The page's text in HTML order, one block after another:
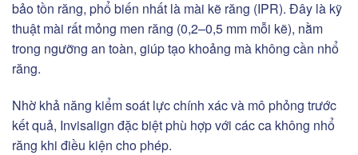
bảo tồn răng, phổ biến nhất là mài kẽ răng (IPR). Đây là kỹ
thuật mài rất mỏng men răng (0,2–0,5 mm mỗi kẽ), nằm
trong ngưỡng an toàn, giúp tạo khoảng mà không cần nhổ
răng.
Nhờ khả năng kiểm soát lực chính xác và mô phỏng trước
kết quả, Invisalign đặc biệt phù hợp với các ca không nhổ
răng khi điều kiện cho phép.